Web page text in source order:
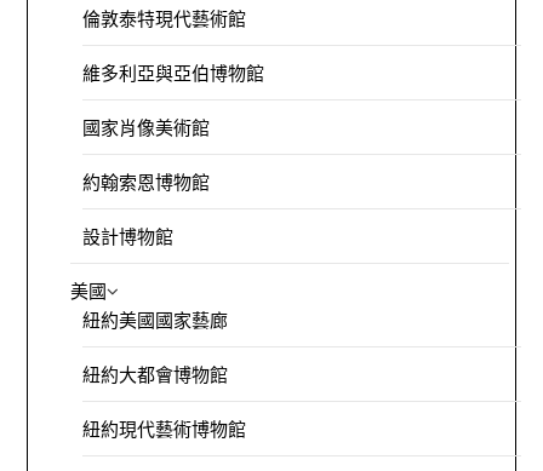
倫敦泰特現代藝術館
維多利亞與亞伯博物館
國家肖像美術館
約翰索恩博物館
設計博物館
美國
紐約美國國家藝廊
紐約大都會博物館
紐約現代藝術博物館